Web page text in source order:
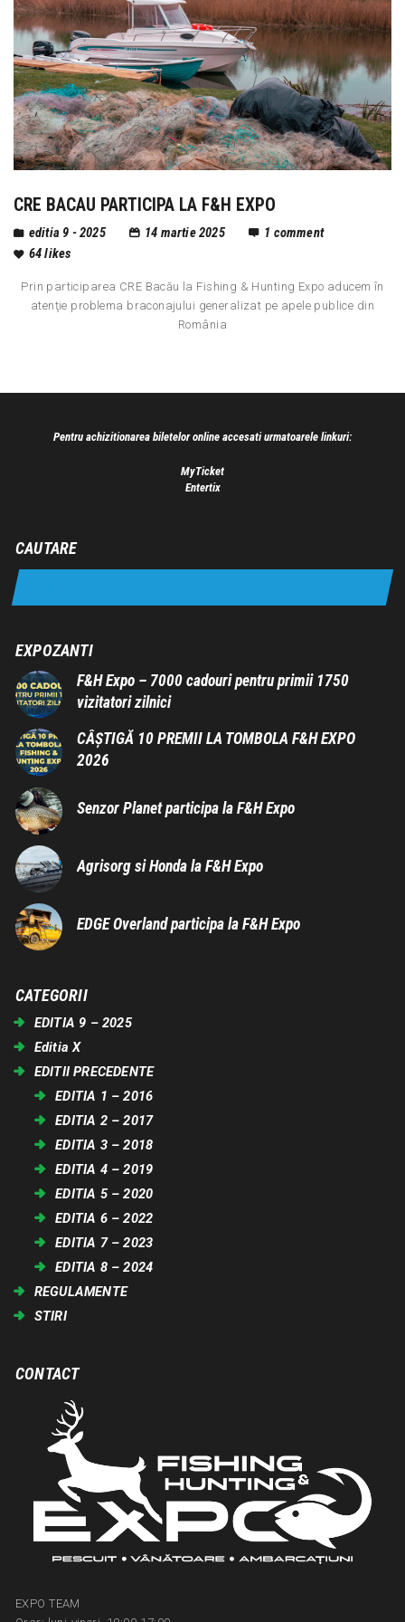
CRE BACAU PARTICIPA LA F&H EXPO
editia 9 - 2025 14 martie 2025 1 comment
64likes
Prin participarea CRE Bacău la Fishing & Hunting Expo aducem în
atenţie problema braconajului generalizat pe apele publice din
România
Pentru achizitionarea biletelor online accesati urmatoarele linkuri:
MyTicket
Entertix
CAUTARE
EXPOZANTI
F&H Expo – 7000 cadouri pentru primii 1750
vizitatori zilnici
CÂȘTIGĂ 10 PREMII LA TOMBOLA F&H EXPO
2026
Senzor Planet participa la F&H Expo
Agrisorg si Honda la F&H Expo
EDGE Overland participa la F&H Expo
CATEGORII
EDITIA 9 – 2025
Editia X
EDITII PRECEDENTE
EDITIA 1 – 2016
EDITIA 2 – 2017
EDITIA 3 – 2018
EDITIA 4 – 2019
EDITIA 5 – 2020
EDITIA 6 – 2022
EDITIA 7 – 2023
EDITIA 8 – 2024
REGULAMENTE
STIRI
CONTACT
EXPO TEAM